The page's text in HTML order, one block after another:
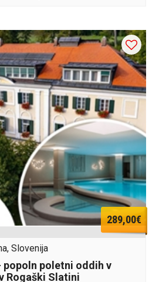
289,00€
Slovenija
popoln poletni oddih v
Rogaški Slatini